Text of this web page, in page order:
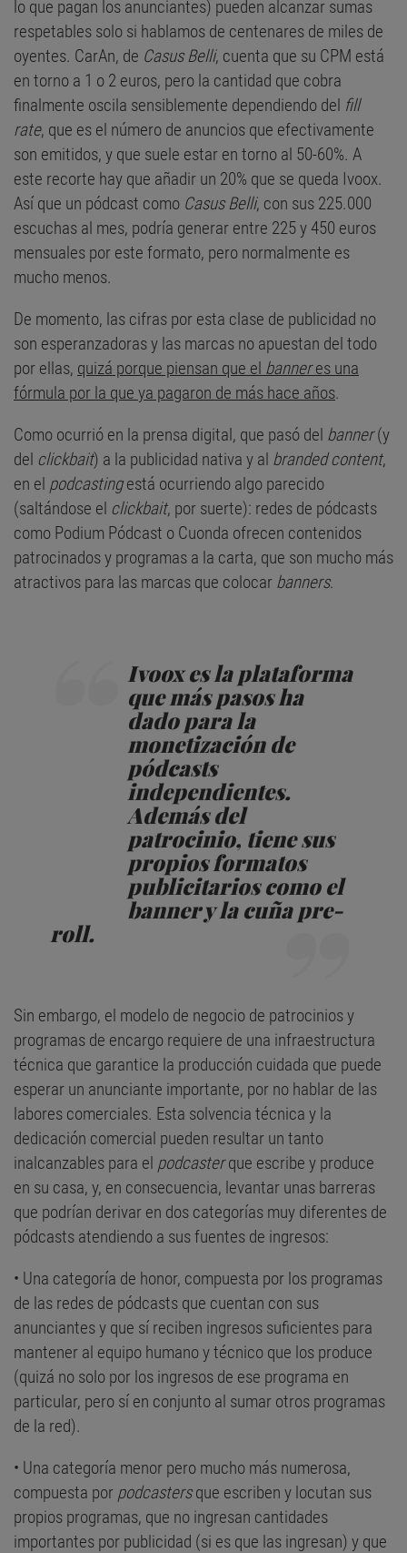
lo que pagan los anunciantes) pueden alcanzar sumas
respetables solo si hablamos de centenares de miles de
oyentes. CarAn, de Casus Belli, cuenta que su CPM está
en torno a 1 o 2 euros, pero la cantidad que cobra
finalmente oscila sensiblemente dependiendo del fill
rate, que es el número de anuncios que efectivamente
son emitidos, y que suele estar en torno al 50-60%. A
este recorte hay que añadir un 20% que se queda Ivoox.
Así que un pódcast como Casus Belli, con sus 225.000
escuchas al mes, podría generar entre 225 y 450 euros
mensuales por este formato, pero normalmente es
mucho menos.
De momento, las cifras por esta clase de publicidad no
son esperanzadoras y las marcas no apuestan del todo
por ellas, quizá porque piensan que el banneres una
fórmula por la que ya pagaron de más hace años.
Como ocurrió en la prensa digital, que pasó del banner(y
del clickbait) a la publicidad nativa y al branded content,
en el podcastingestá ocurriendo algo parecido
(saltándose el clickbait, por suerte): redes de pódcasts
como Podium Pódcast o Cuonda ofrecen contenidos
patrocinados y programas a la carta, que son mucho más
atractivos para las marcas que colocar banners.
Ivoox es la plataforma
que más pasos ha
dado para la
monetización de
pódcasts
independientes.
Además del
patrocinio, tiene sus
propios formatos
publicitarios como el
bannery la cuñapre-
roll.
Sin embargo, el modelo de negocio de patrocinios y
programas de encargo requiere de una infraestructura
técnica que garantice la producción cuidada que puede
esperar un anunciante importante, por no hablar de las
labores comerciales. Esta solvencia técnica y la
dedicación comercial pueden resultar un tanto
inalcanzables para el podcasterque escribe y produce
en su casa, y, en consecuencia, levantar unas barreras
que podrían derivar en dos categorías muy diferentes de
pódcasts atendiendo a sus fuentes de ingresos:
• Una categoría de honor, compuesta por los programas
de las redes de pódcasts que cuentan con sus
anunciantes y que sí reciben ingresos suficientes para
mantener al equipo humano y técnico que los produce
(quizá no solo por los ingresos de ese programa en
particular, pero sí en conjunto al sumar otros programas
de la red).
• Una categoría menor pero mucho más numerosa,
compuesta por podcastersque escriben y locutan sus
propios programas, que no ingresan cantidades
importantes por publicidad (si es que las ingresan) y que